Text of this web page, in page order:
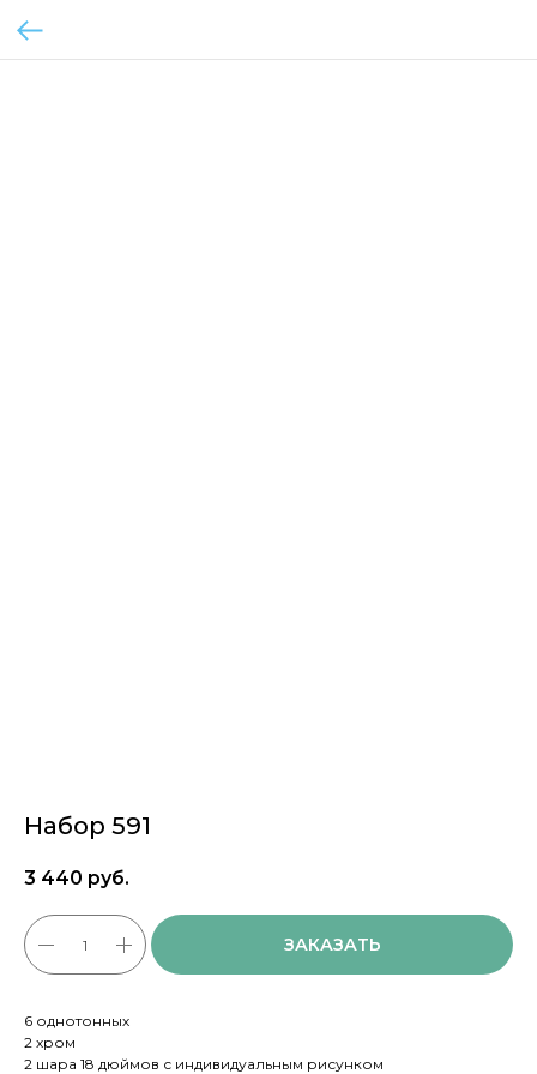
Набор 591
3 440 руб.
ЗАКАЗАТЬ
6 однотонных
2 хром
2 шара 18 дюймов с индивидуальным рисунком